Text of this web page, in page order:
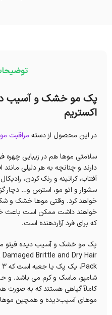
پک مو خشک و آسیب
اکستریم
در این محصول از دسته مراقبت مو
سلامتی‌ موها هم در زیبایی چهره
دارند و چنانچه به هر دلیلی
آفتاب، کراتینه و رنک کردن،
سشوار و اتو مو، استرس و… دچار
خواهد کرد. وقتی موها خشک و
خواهند داشت ممکن است باعث
که برای فرد آزاردهنده است.
Brittle and Dry Hair
شامپو، ماسک و کرم می باشد. و
کاملآ گیاهی هستند که به صورت
موهای آسیب‌دیده و همچین